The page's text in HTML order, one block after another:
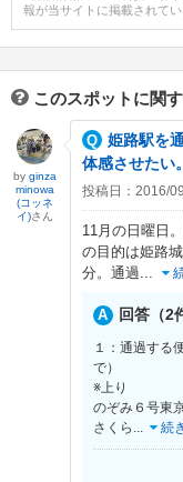
報が当サイトに掲載されてい
このスポットに関
姫路駅を
体感させたい。
投稿日：2016/
11月の日曜日
の目的は姫路
分。通過...
回答（2
１：通過する
で）
※上り
のぞみ６号東
さくら ... 続
by ginza
minowa
(コッネ
イ)さん